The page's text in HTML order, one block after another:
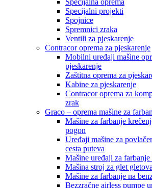
Specijalna oprema
Specijalni projekti
Spojnice
Spremnici zraka
Ventili za pjeskarenje
Contracor oprema za pjeskarenje
Mobilni uređaji mašine
pjeskarenje
Zaštitna oprema za
Kabine za pjeskarenje
Contracor oprema za
zrak
Graco – oprema mašine za
Mašine za farbanje
pogon
Uređaji mašine za
cesta puteva
Mašine uređaji za
Mašina stroj za glet
Mašine za farbanje na
Bezzračne airless pumpe